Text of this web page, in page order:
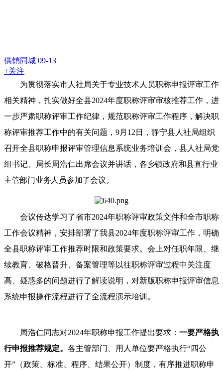
供销同城 09-13
+关注
为贯彻落实市人社局关于专业技术人员职称申报评审工作
相关精神，扎实做好全县2024年度职称评审审核推荐工作，进
一步严肃职称评审工作纪律，规范职称评审工作程序，解决职
称评审推荐工作中的有关问题，9月12日，静宁县人社局组织
召开全县职称申报评审管理信息系统业务培训会，县人社局党
组书记、局长周浩仁出席会议并讲话， 各乡镇政府和县直行业
主管部门业务人员参加了会议。
会议传达学习了省市2024年职称评审政策文件和全市职称
工作会议精神，安排部署了我县2024年度职称评审工作，明确
全县职称评审工作推荐时限和政策要求。会上对任职年限、继
续教育、破格晋升、备案管理等以往职称评审过程中关注度
高、疑惑多的问题进行了解读说明，对新版职称申报评审信息
系统申报操作流程进行了全流程演示培训。
周浩仁同志对2024年职称申报工作提出要求： 一要严格执
行申报推荐规定。 各主管部门、用人单位要严格执行“四公
开”（政策、标准、程序、结果公开）制度，有序推进职称申